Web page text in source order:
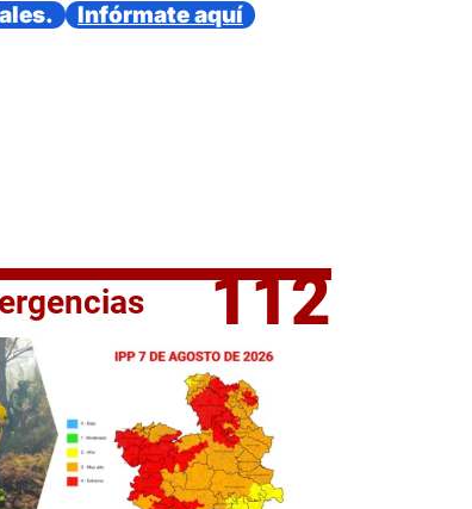
castellanomanchego, Emiliano García-
Infórmate aquí
112